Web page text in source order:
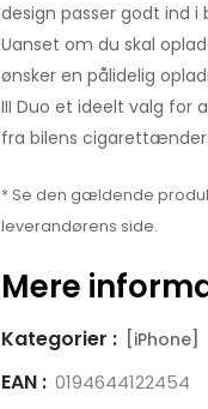
design passer godt ind
Uanset om du skal
ønsker en pålidelig
III Duo et ideelt valg for
fra bilens
* Se den gældende
leverandørens side.
Mere
Kategorier : [iPhone]
EAN : 0194644122454